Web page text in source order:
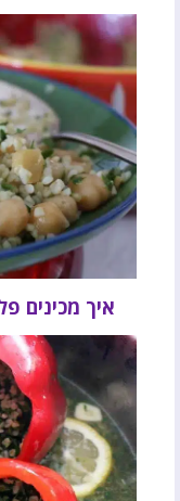
איך מכינים